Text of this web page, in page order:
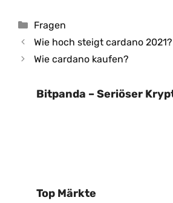
Kategorien
Fragen
Wie hoch steigt cardano 2021?
Wie cardano kaufen?
Bitpanda – Seriöser
Top Märkte